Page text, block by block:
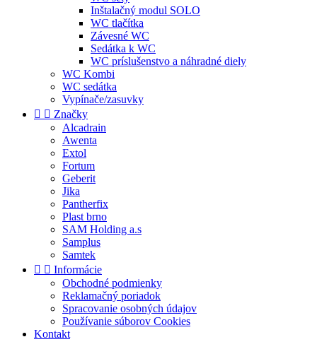
Inštalačný modul SOLO
WC tlačítka
Závesné WC
Sedátka k WC
WC príslušenstvo a náhradné diely
WC Kombi
WC sedátka
Vypínače/zasuvky
  Značky
Alcadrain
Awenta
Extol
Fortum
Geberit
Jika
Pantherfix
Plast brno
SAM Holding a.s
Samplus
Samtek
  Informácie
Obchodné podmienky
Reklamačný poriadok
Spracovanie osobných údajov
Používanie súborov Cookies
Kontakt